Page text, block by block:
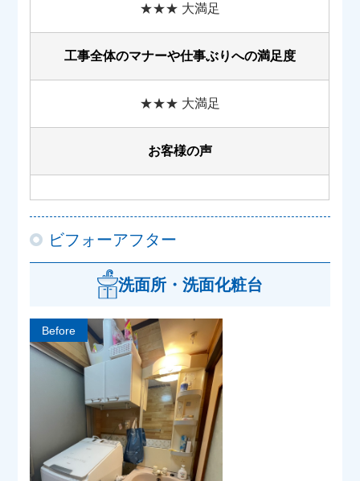
★★★ 大満足
工事全体のマナーや仕事ぶりへの満足度
★★★ 大満足
お客様の声
ビフォーアフター
洗面所・洗面化粧台
Before